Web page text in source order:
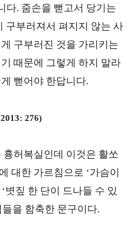
다. 줌손을 뻗고서 당기는
구부러져서 펴지지 않는 사
구부러진 것을 가리키는
때문에 그렇게 하지 말라
뻗어야 한답니다.
276)
허복실인데 이것은 활쏘
대한 가르침으로 ‘가슴이
‘볏짚 한 단이 드나들 수 있
을 함축한 문구이다.